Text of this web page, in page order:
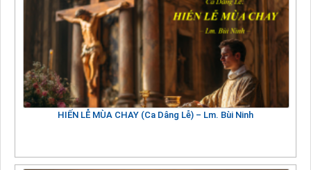
HIẾN LỄ MÙA CHAY (Ca Dâng Lễ) – Lm. Bùi Ninh